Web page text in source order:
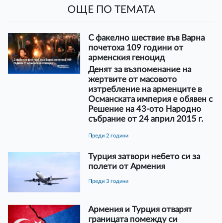
ОЩЕ ПО ТЕМАТА
С факелно шествие във Варна
почетоха 109 години от
арменския геноцид
Денят за възпоменание на
жертвите от масовото
изтребление на арменците в
Османската империя е обявен с
Решение на 43-ото Народно
събрание от 24 април 2015 г.
преди 2 години
Турция затвори небето си за
полети от Армения
преди 3 години
Армения и Турция отварят
границата помежду си